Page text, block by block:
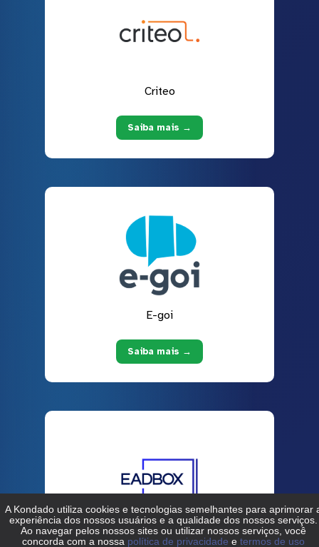
Criteo
Saiba mais →
E-goi
Saiba mais →
EADBOX